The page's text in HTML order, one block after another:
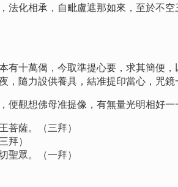
法化相承，自毗盧遮那如來，至於不
十萬偈，今取準提心要，求其簡便，
，隨力設供養具，結准提印當心，咒鏡
觀想佛母准提像，有無量光明相好一
薩。（三拜）
）
眾。（一拜）